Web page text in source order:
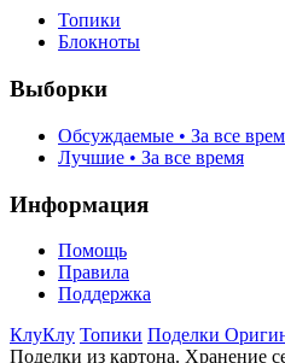
Топики
Блокноты
Выборки
Обсуждаемые • За все
Лучшие • За все время
Информация
Помощь
Правила
Поддержка
КлуКлу Топики Поделки
Поделки из картона. Хранение